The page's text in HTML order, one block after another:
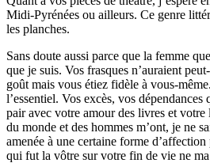
Midi-Pyrénées ou ailleurs. Ce genre
les planches.
Sans doute aussi parce que la femme
que je suis. Vos frasques n’auraient
goût mais vous étiez fidèle à vous-
l’essentiel. Vos excès, vos
pair avec votre amour des livres et
du monde et des hommes m’ont, je ne
amenée à une certaine forme
qui fut la vôtre sur votre fin de vie ne